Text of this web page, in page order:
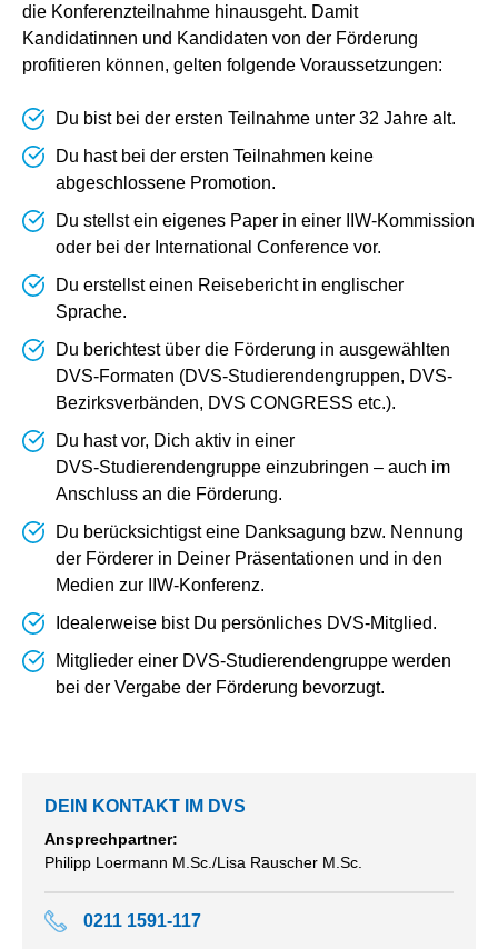
die Konferenzteilnahme hinausgeht. Damit
Kandidatinnen und Kandidaten von der Förderung
profitieren können, gelten folgende Voraussetzungen:
Du bist bei der ersten Teilnahme unter 32 Jahre alt.
Du hast bei der ersten Teilnahmen keine
abgeschlossene Promotion.
Du stellst ein eigenes Paper in einer IIW‑Kommission
oder bei der International Conference vor.
Du erstellst einen Reisebericht in englischer
Sprache.
Du berichtest über die Förderung in ausgewählten
DVS‑Formaten (DVS-Studierendengruppen, DVS-
Bezirksverbänden, DVS CONGRESS etc.).
Du hast vor, Dich aktiv in einer
DVS‑Studierendengruppe einzubringen – auch im
Anschluss an die Förderung.
Du berücksichtigst eine Danksagung bzw. Nennung
der Förderer in Deiner Präsentationen und in den
Medien zur IIW‑Konferenz.
Idealerweise bist Du persönliches DVS‑Mitglied.
Mitglieder einer DVS‑Studierendengruppe werden
bei der Vergabe der Förderung bevorzugt.
DEIN KONTAKT IM DVS
Ansprechpartner:
Philipp Loermann M.Sc./Lisa Rauscher M.Sc.
0211 1591-117